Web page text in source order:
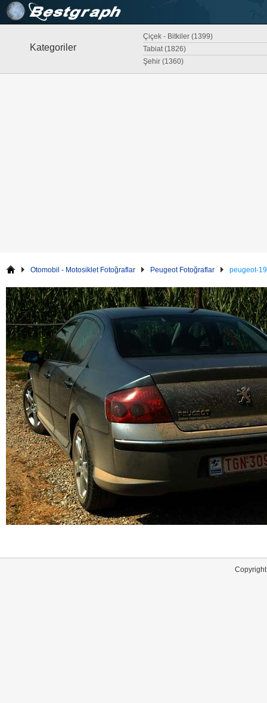
Kategoriler
Çiçek - Bitkiler (1399)
Tabiat (1826)
Şehir (1360)
Otomobil - Motosiklet Fotoğraflar Peugeot Fotoğraflar peugeot-